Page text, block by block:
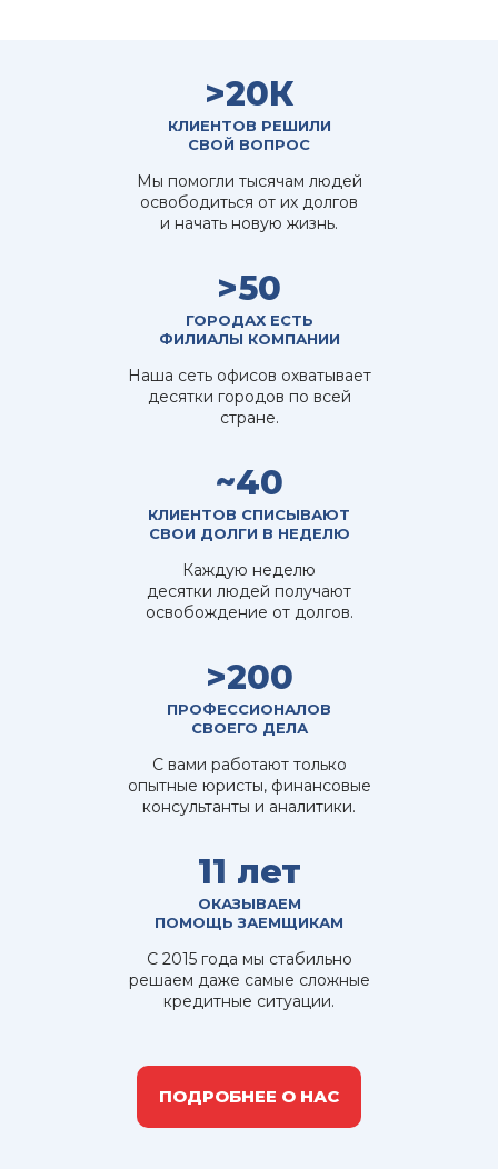
>20К
КЛИЕНТОВ РЕШИЛИ
СВОЙ ВОПРОС
Мы помогли тысячам людей
освободиться от их долгов
и начать новую жизнь.
>50
ГОРОДАХ ЕСТЬ
ФИЛИАЛЫ КОМПАНИИ
Наша сеть офисов охватывает
десятки городов по всей
стране.
~40
КЛИЕНТОВ СПИСЫВАЮТ
СВОИ ДОЛГИ В НЕДЕЛЮ
Каждую неделю
десятки людей получают
освобождение от долгов.
>200
ПРОФЕССИОНАЛОВ
СВОЕГО ДЕЛА
С вами работают только
опытные юристы, финансовые
консультанты и аналитики.
11 лет
ОКАЗЫВАЕМ
ПОМОЩЬ ЗАЕМЩИКАМ
С 2015 года мы стабильно
решаем даже самые сложные
кредитные ситуации.
ПОДРОБНЕЕ О НАС